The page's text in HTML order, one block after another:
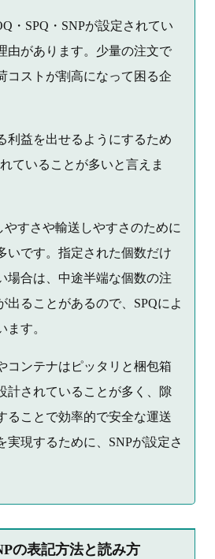
・SPQ・SNPが設定されてい
由があります。少量の注文で
コストが割高になって困る企
利益を出せるようにするため
ていることが多いと言えま
やすさや輸送しやすさのために
いです。指定された個数だけ
場合は、中途半端な個数の注
出ることがあるので、SPQによ
ます。
コンテナはピッタリと梱包箱
計されていることが多く、隙
ることで効率的で安全な運送
実現するために、SNPが設定さ
の表記方法と読み方